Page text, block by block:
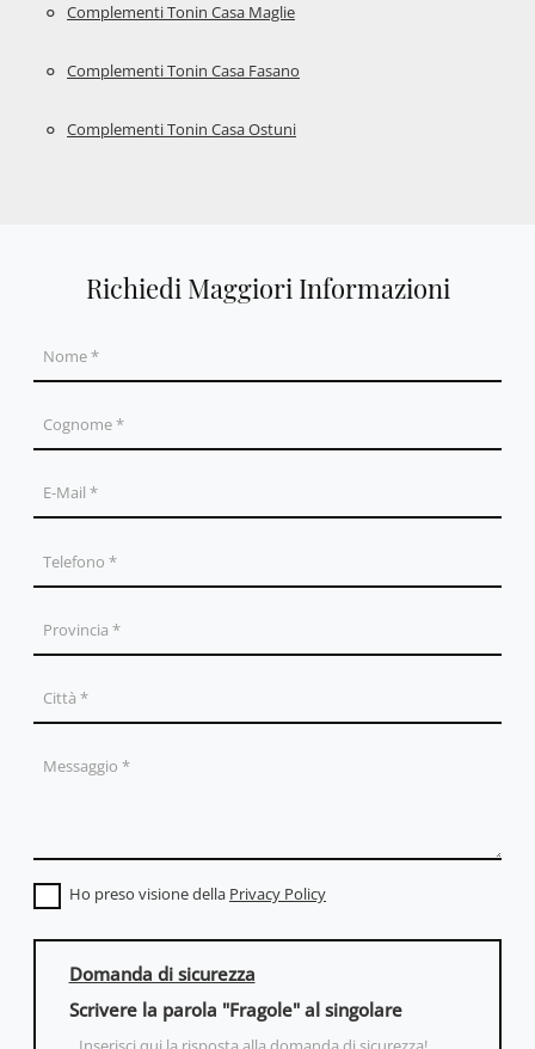
Complementi Tonin Casa Maglie
Complementi Tonin Casa Fasano
Complementi Tonin Casa Ostuni
Richiedi Maggiori Informazioni
Ho preso visione della Privacy Policy
Domanda di sicurezza
Scrivere la parola "Fragole" al singolare